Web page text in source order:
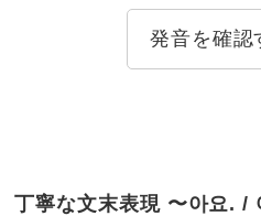
発音を確認
丁寧な文末表現 〜아요. /